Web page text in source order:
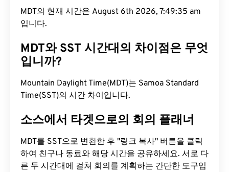
MDT의 현재 시간은 August 6th 2026, 7:49:36 am
입니다.
MDT와 SST 시간대의 차이점은 무엇
입니까?
Mountain Daylight Time(MDT)는 Samoa Standard
Time(SST)의 시간 차이입니다.
소스에서 타겟으로의 회의 플래너
MDT를 SST으로 변환한 후 "링크 복사" 버튼을 클릭
하여 친구나 동료와 해당 시간을 공유하세요. 서로 다
른 두 시간대에 걸쳐 회의를 계획하는 간단한 도구입